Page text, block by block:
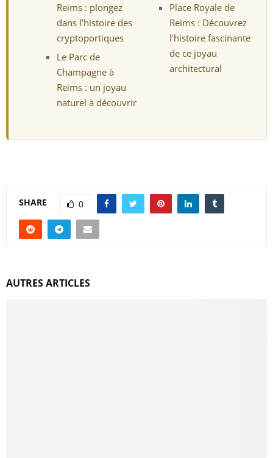
Reims : plongez
dans l’histoire des
cryptoportiques
Le Parc de
Champagne à
Reims : un joyau
naturel à découvrir
Place Royale de
Reims : Découvrez
l’histoire fascinante
de ce joyau
architectural
SHARE 0
AUTRES ARTICLES